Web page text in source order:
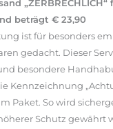
beträgt € 23,90
ist für besonders
gedacht. Dieser
besondere
Kennzeichnung
Paket. So wird
Schutz gewährt